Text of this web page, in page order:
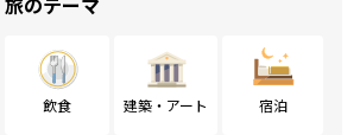
飲食 建築・アート 宿泊